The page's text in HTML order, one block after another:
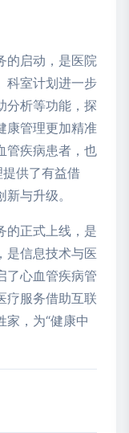
的启动，是医院
科室计划进一步
分析等功能，探
康管理更加精准
管疾病患者，也
供了有益借
与升级。
的正式上线，是
是信息技术与医
了心血管疾病管
疗服务借助互联
家，为“健康中